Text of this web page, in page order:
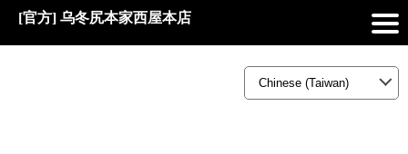
[官方] 乌冬尻本家西屋本店